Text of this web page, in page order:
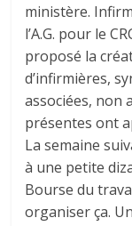
ministère.
l’A.G. pour le
proposé la
d’infirmières,
associées, non
présentes ont
La semaine
à une petite
Bourse du
organiser ça.